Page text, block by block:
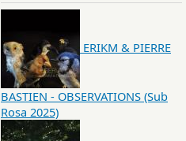
ERIKM & PIERRE
BASTIEN - OBSERVATIONS (Sub
Rosa 2025)